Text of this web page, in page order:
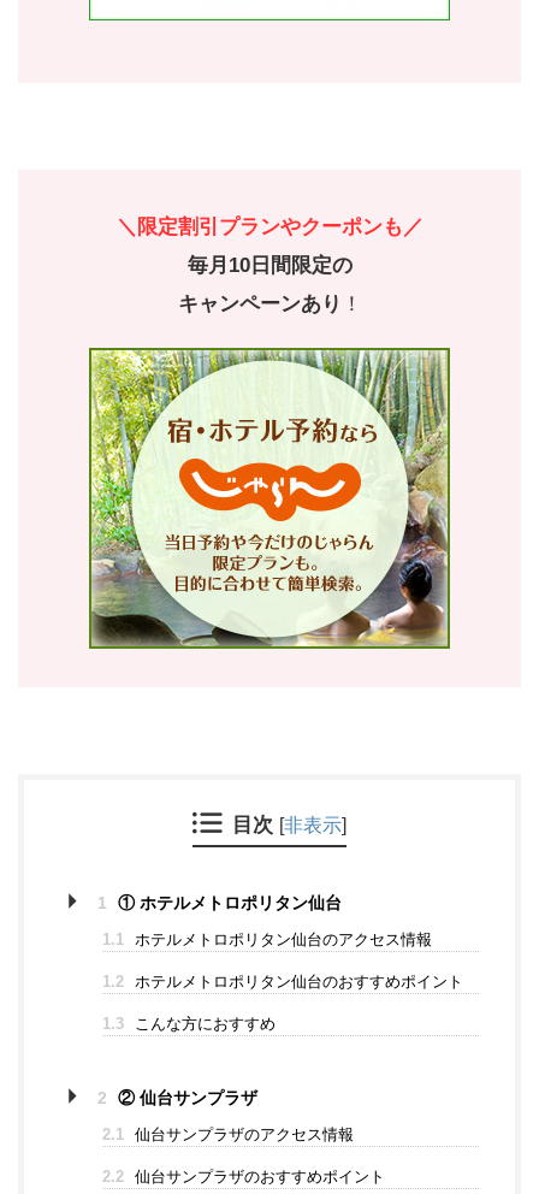
＼限定割引プランやクーポンも／
毎月10日間限定の
キャンペーンあり ！
目次 [非表示]
1 ① ホテルメトロポリタン仙台
1.1 ホテルメトロポリタン仙台のアクセス情報
1.2 ホテルメトロポリタン仙台のおすすめポイント
1.3 こんな方におすすめ
2 ② 仙台サンプラザ
2.1 仙台サンプラザのアクセス情報
2.2 仙台サンプラザのおすすめポイント